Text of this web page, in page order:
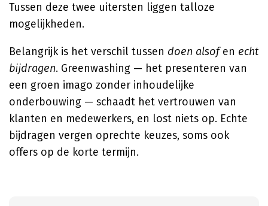
Tussen deze twee uitersten liggen talloze
mogelijkheden.
Belangrijk is het verschil tussen doen alsofen echt
bijdragen. Greenwashing — het presenteren van
een groen imago zonder inhoudelijke
onderbouwing — schaadt het vertrouwen van
klanten en medewerkers, en lost niets op. Echte
bijdragen vergen oprechte keuzes, soms ook
offers op de korte termijn.